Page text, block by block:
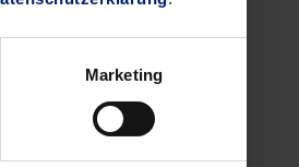
Marketing